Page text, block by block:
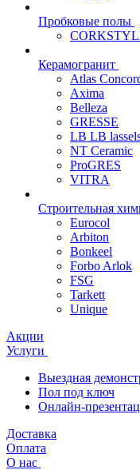
Пробковые полы
Керамогранит
Atlas
Axima
Belleza
GRESSE
LB LB
NT Ceramic
ProGRES
VITRA
Строительная
Eurocol
Arbiton
Bonkeel
Forbo Arlok
FSG
Tarkett
Unique
Акции
Услуги
Выездная
Пол под ключ
Онлайн-
Доставка
Оплата
О нас